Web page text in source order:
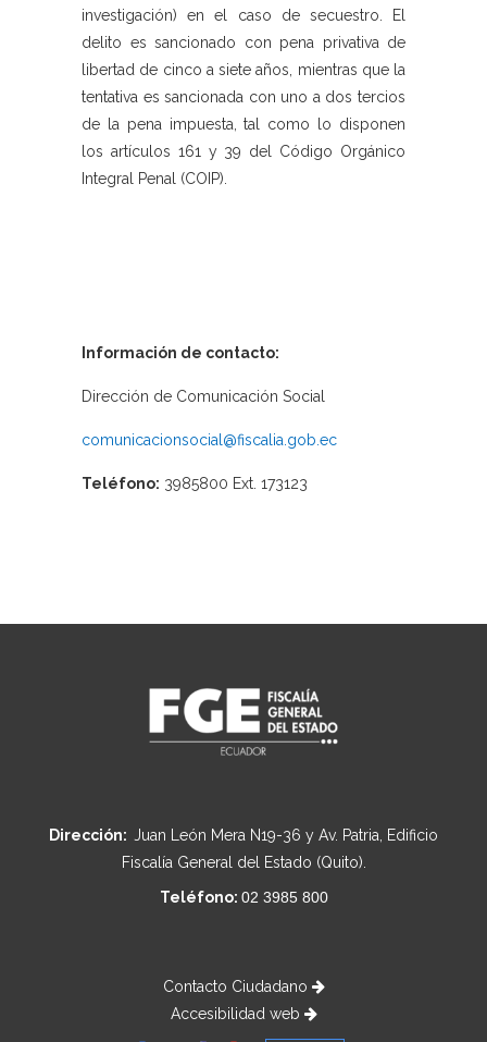
investigación) en el caso de secuestro. El
delito es sancionado con pena privativa de
libertad de cinco a siete años, mientras que la
tentativa es sancionada con uno a dos tercios
de la pena impuesta, tal como lo disponen
los artículos 161 y 39 del Código Orgánico
Integral Penal (COIP).
Información de contacto:
Dirección de Comunicación Social
comunicacionsocial@fiscalia.gob.ec
Teléfono: 3985800 Ext. 173123
Dirección: Juan León Mera N19-36 y Av. Patria, Edificio
Fiscalía General del Estado (Quito).
Teléfono: 02 3985 800
Contacto Ciudadano
Accesibilidad web